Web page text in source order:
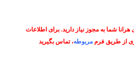
شما به مجوز نیاز دارید. برای اطلاعات
از طریق فرم مربوطه، تماس بگیرید